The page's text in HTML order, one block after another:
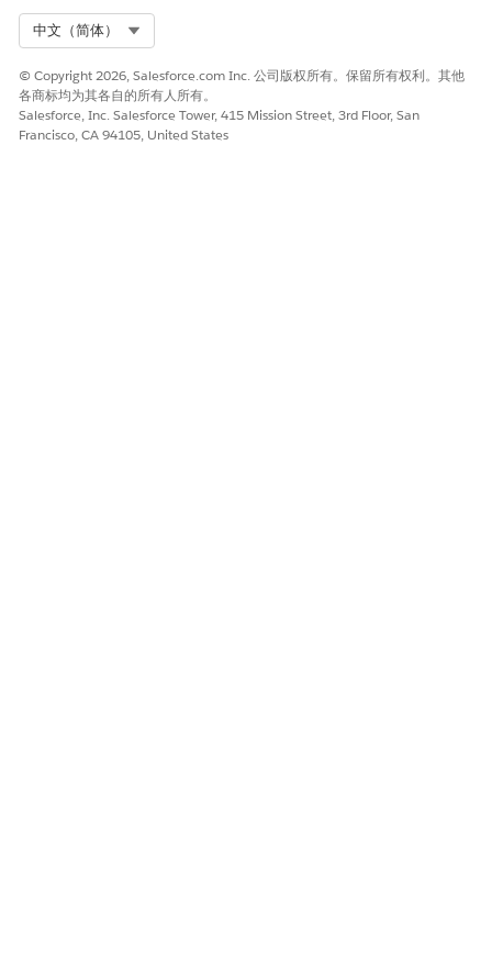
请与我们共享您的想法，以便我们进行改进！
是 否
中文（简体）
© Copyright 2026, Salesforce.com Inc. 公司版权所有。保留所有权利。其他
各商标均为其各自的所有人所有。
Salesforce, Inc. Salesforce Tower, 415 Mission Street, 3rd Floor, San
Francisco, CA 94105, United States